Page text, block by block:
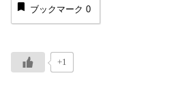
ブックマーク 0
+1